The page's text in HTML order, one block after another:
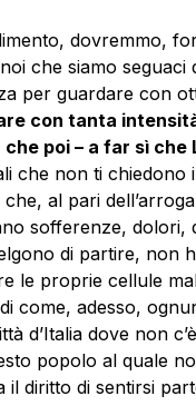
dovremmo,
che siamo
per guardare con
con tanta
che poi – a far sì
che non ti chiedono
al pari
sofferenze, dolori,
di partire, non
le proprie cellule
come, adesso,
d’Italia dove non
popolo al quale
il diritto di sentirsi